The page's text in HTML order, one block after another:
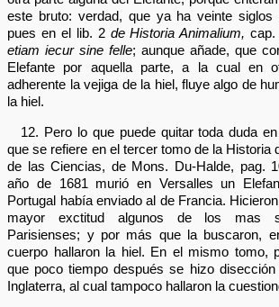
este bruto: verdad, que ya ha veinte siglos
pues en el lib. 2 de Historia Animalium, cap.
etiam iecur sine felle; aunque añade, que
Elefante por aquella parte, a la cual en
adherente la vejiga de la hiel, fluye algo de
la hiel.
12. Pero lo que puede quitar toda duda
que se refiere en el tercer tomo de la Historia
de las Ciencias, de Mons. Du-Halde, pag.
año de 1681 murió en Versalles un
Portugal había enviado al de Francia.
mayor exctitud algunos de los mas
Parisienses; y por más que la buscaron,
cuerpo hallaron la hiel. En el mismo tomo,
que poco tiempo después se hizo
Inglaterra, al cual tampoco hallaron la